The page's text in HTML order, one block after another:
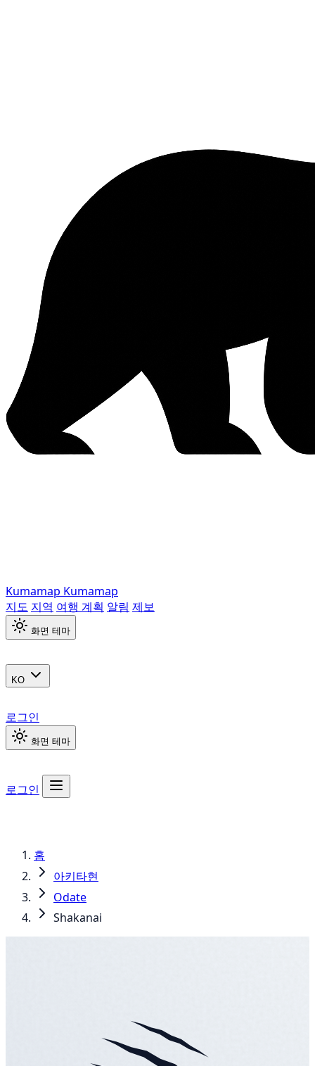
Kumamap Kumamap
지도 지역 여행 계획 알림 제보
화면 테마
KO
로그인
화면 테마
로그인
홈
아키타현
Odate
Shakanai